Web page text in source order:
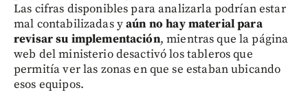
Las cifras disponibles para analizarla podrían estar
mal contabilizadas yaún no hay material para
revisar su implementación, mientras que la página
web del ministerio desactivó los tableros que
permitía ver las zonas en que se estaban ubicando
esos equipos.